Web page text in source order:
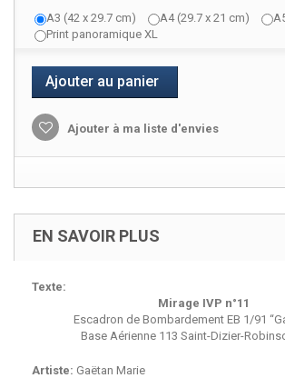
A3 (42 x 29.7 cm)
A4 (29.7 x 21 cm)
Print panoramique XL
Ajouter au panier
Ajouter à ma liste d'envies
EN SAVOIR PLUS
Texte:
Mirage IVP n°11
Escadron de Bombardement EB 1/91
Base Aérienne 113 Saint-Dizier-
Artiste: Gaëtan Marie